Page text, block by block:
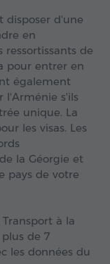
disposer d'une
en
ressortissants de
pour entrer en
également
l'Arménie s'ils
unique. La
les visas. Les
la Géorgie et
pays de votre
à la
de 7
les données du